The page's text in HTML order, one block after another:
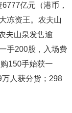
亿元（港币，
冻资王。农夫山
夫山泉发售逾
手200股，入场费
150手始获一
人获分货；298